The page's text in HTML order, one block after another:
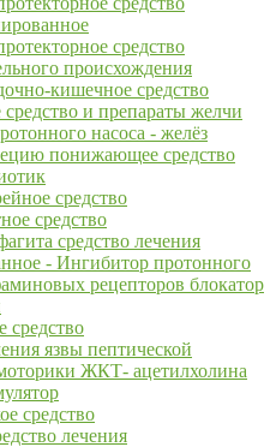
средство
происхождения
кишечное средство
и препараты желчи
насоса - желёз
понижающее средство
средство
средство
средство лечения
- Ингибитор протонного
рецепторов блокатор
средство
язвы пептической
ЖКТ- ацетилхолина
средство
лечения